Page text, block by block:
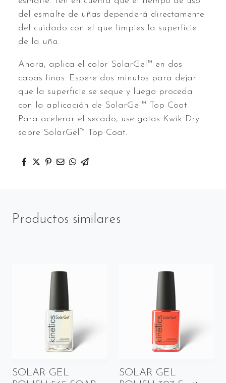
del esmalte de uñas dependerá directamente
del cuidado con el que limpies la superficie
de la uña.
Ahora, aplica el color SolarGel™ en dos
capas finas. Espere dos minutos para dejar
que la superficie se seque y luego proceda
con la aplicación de SolarGel™ Top Coat.
Para acelerar el secado, use gotas Kwik Dry
sobre SolarGel™ Top Coat.
Productos similares
SOLAR GEL
SOLAR GEL